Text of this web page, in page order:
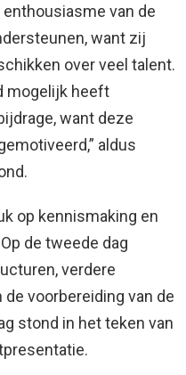
van de
want zij
over veel talent.
mogelijk heeft
want deze
aldus
op kennismaking en
de tweede dag
verdere
voorbereiding van de
stond in het teken van